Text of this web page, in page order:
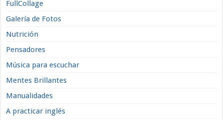
FullCollage
Galería de Fotos
Nutrición
Pensadores
Música para escuchar
Mentes Brillantes
Manualidades
A practicar inglés